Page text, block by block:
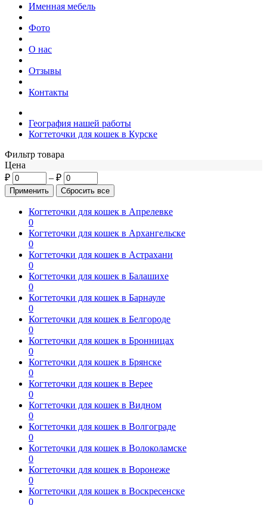
Именная мебель
Фото
О нас
Отзывы
Контакты
География нашей работы
Когтеточки для кошек в Курске
Фильтр товара
Цена
₽
– ₽
Когтеточки для кошек в Апрелевке
0
Когтеточки для кошек в Архангельске
0
Когтеточки для кошек в Астрахани
0
Когтеточки для кошек в Балашихе
0
Когтеточки для кошек в Барнауле
0
Когтеточки для кошек в Белгороде
0
Когтеточки для кошек в Бронницах
0
Когтеточки для кошек в Брянске
0
Когтеточки для кошек в Верее
0
Когтеточки для кошек в Видном
0
Когтеточки для кошек в Волгограде
0
Когтеточки для кошек в Волоколамске
0
Когтеточки для кошек в Воронеже
0
Когтеточки для кошек в Воскресенске
0